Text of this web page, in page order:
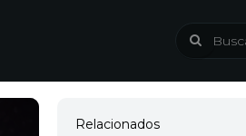
Relacionados